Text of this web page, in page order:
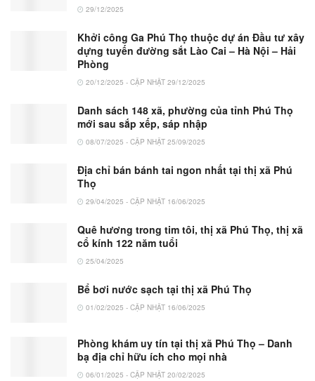
29/12/2025
Khởi công Ga Phú Thọ thuộc dự án Đầu tư xây
dựng tuyến đường sắt Lào Cai – Hà Nội – Hải
Phòng
20/12/2025 - CẬP NHẬT 29/12/2025
Danh sách 148 xã, phường của tỉnh Phú Thọ
mới sau sắp xếp, sáp nhập
08/07/2025 - CẬP NHẬT 25/09/2025
Địa chỉ bán bánh tai ngon nhất tại thị xã Phú
Thọ
29/04/2025 - CẬP NHẬT 16/06/2025
Quê hương trong tim tôi, thị xã Phú Thọ, thị xã
cổ kính 122 năm tuổi
25/04/2025
Bể bơi nước sạch tại thị xã Phú Thọ
01/02/2025 - CẬP NHẬT 16/06/2025
Phòng khám uy tín tại thị xã Phú Thọ – Danh
bạ địa chỉ hữu ích cho mọi nhà
06/01/2025 - CẬP NHẬT 20/02/2025